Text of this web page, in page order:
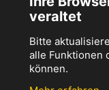
veraltet
Bitte
alle Funktionen
können.